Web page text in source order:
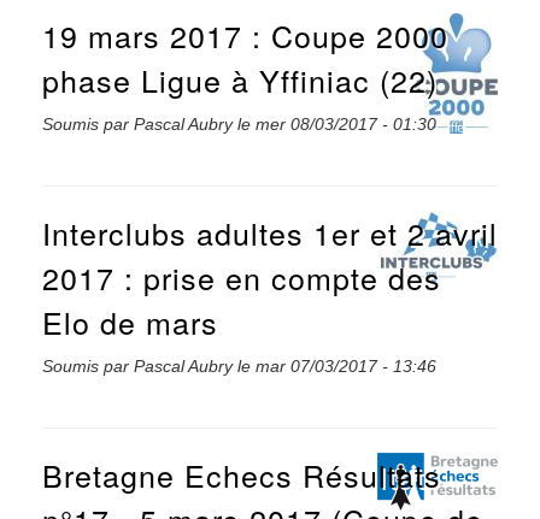
19 mars 2017 : Coupe 2000
phase Ligue à Yffiniac (22)
Soumis par Pascal Aubryle mer 08/03/2017 - 01:30
Interclubs adultes 1er et 2 avril
2017 : prise en compte des
Elo de mars
Soumis par Pascal Aubryle mar 07/03/2017 - 13:46
Bretagne Echecs Résultats